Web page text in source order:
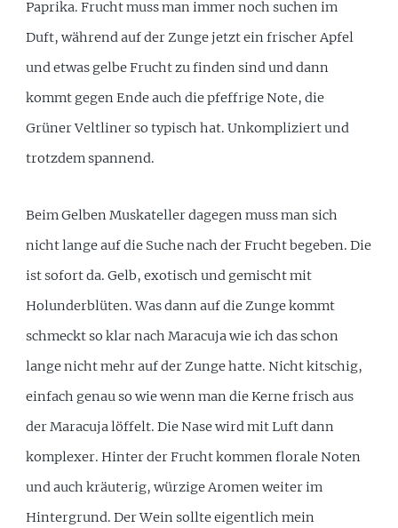
Paprika. Frucht muss man immer noch suchen im
Duft, während auf der Zunge jetzt ein frischer Apfel
und etwas gelbe Frucht zu finden sind und dann
kommt gegen Ende auch die pfeffrige Note, die
Grüner Veltliner so typisch hat. Unkompliziert und
trotzdem spannend.
Beim Gelben Muskateller dagegen muss man sich
nicht lange auf die Suche nach der Frucht begeben. Die
ist sofort da. Gelb, exotisch und gemischt mit
Holunderblüten. Was dann auf die Zunge kommt
schmeckt so klar nach Maracuja wie ich das schon
lange nicht mehr auf der Zunge hatte. Nicht kitschig,
einfach genau so wie wenn man die Kerne frisch aus
der Maracuja löffelt. Die Nase wird mit Luft dann
komplexer. Hinter der Frucht kommen florale Noten
und auch kräuterig, würzige Aromen weiter im
Hintergrund. Der Wein sollte eigentlich mein